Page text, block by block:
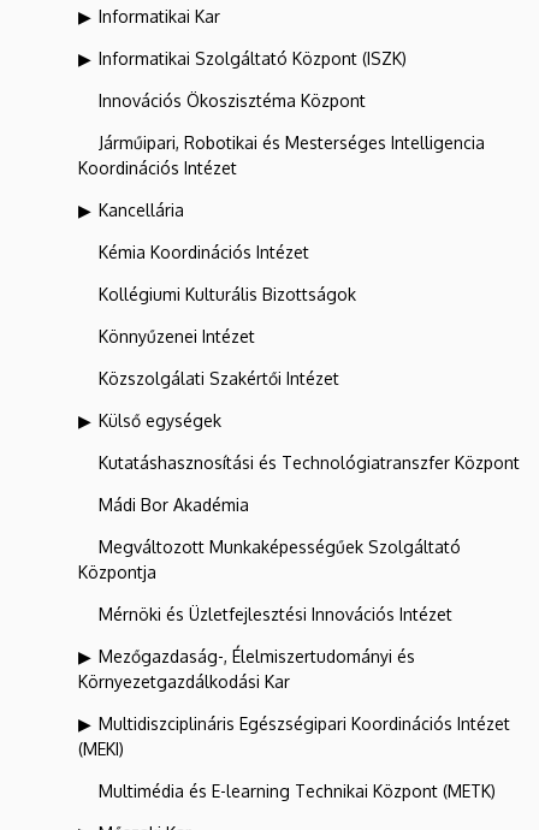
Informatikai Kar
Informatikai Szolgáltató Központ (ISZK)
Innovációs Ökoszisztéma Központ
Járműipari, Robotikai és Mesterséges Intelligencia
Koordinációs Intézet
Kancellária
Kémia Koordinációs Intézet
Kollégiumi Kulturális Bizottságok
Könnyűzenei Intézet
Közszolgálati Szakértői Intézet
Külső egységek
Kutatáshasznosítási és Technológiatranszfer Központ
Mádi Bor Akadémia
Megváltozott Munkaképességűek Szolgáltató
Központja
Mérnöki és Üzletfejlesztési Innovációs Intézet
Mezőgazdaság-, Élelmiszertudományi és
Környezetgazdálkodási Kar
Multidiszciplináris Egészségipari Koordinációs Intézet
(MEKI)
Multimédia és E-learning Technikai Központ (METK)